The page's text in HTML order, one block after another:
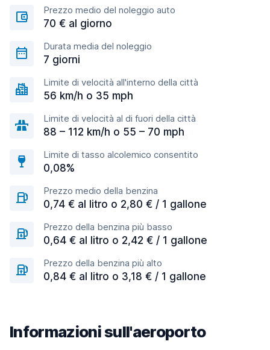
Prezzo medio del noleggio auto
70 € al giorno
Durata media del noleggio
7 giorni
Limite di velocità all'interno della città
56 km/h o 35 mph
Limite di velocità al di fuori della città
88 – 112 km/h o 55 – 70 mph
Limite di tasso alcolemico consentito
0,08%
Prezzo medio della benzina
0,74 € al litro o 2,80 € / 1 gallone
Prezzo della benzina più basso
0,64 € al litro o 2,42 € / 1 gallone
Prezzo della benzina più alto
0,84 € al litro o 3,18 € / 1 gallone
Informazioni sull'aeroporto